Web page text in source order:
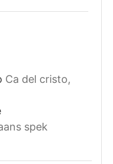
Ca del cristo,
spek